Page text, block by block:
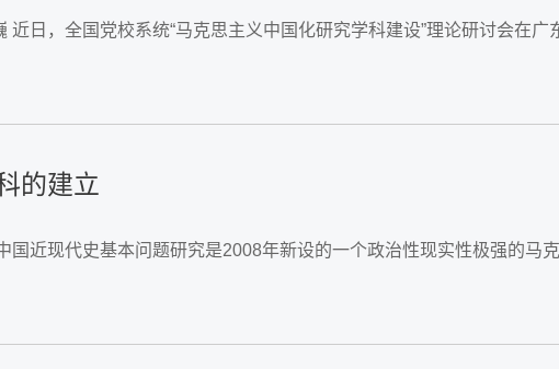
日，全国党校系统“马克思主义中国化研究学科建设”理论研讨会在
的建立
国近现代史基本问题研究是2008年新设的一个政治性现实性极强的马